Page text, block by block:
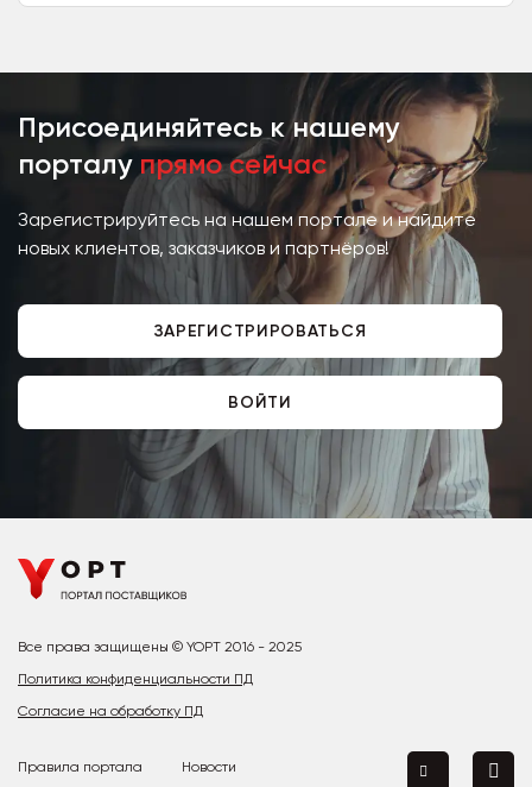
Присоединяйтесь к нашему
порталу прямо сейчас
Зарегистрируйтесь на нашем портале и найдите
новых клиентов, заказчиков и партнёров!
ЗАРЕГИСТРИРОВАТЬСЯ
ВОЙТИ
Все права защищены © YOPT 2016 - 2025
Политика конфиденциальности ПД
Согласие на обработку ПД
Правила портала Новости